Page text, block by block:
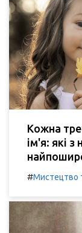
Кожна
ім'я: які з
#Мистецтво